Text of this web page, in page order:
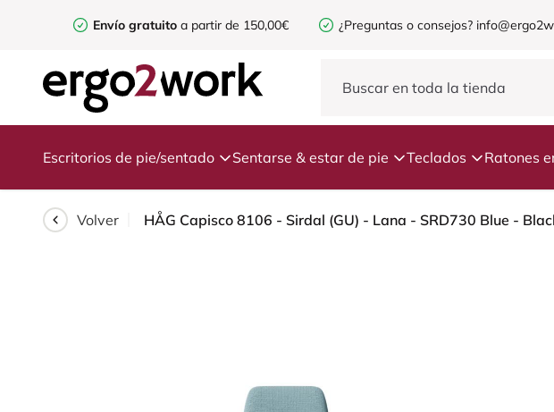
Envío gratuito a partir de 150,00€ ¿Preguntas o consejos?
Escritorios de pie/sentado Sentarse & estar de pie Teclados Ratones
Volver HÅG Capisco 8106 - Sirdal (GU) - Lana - SRD730 Blue -